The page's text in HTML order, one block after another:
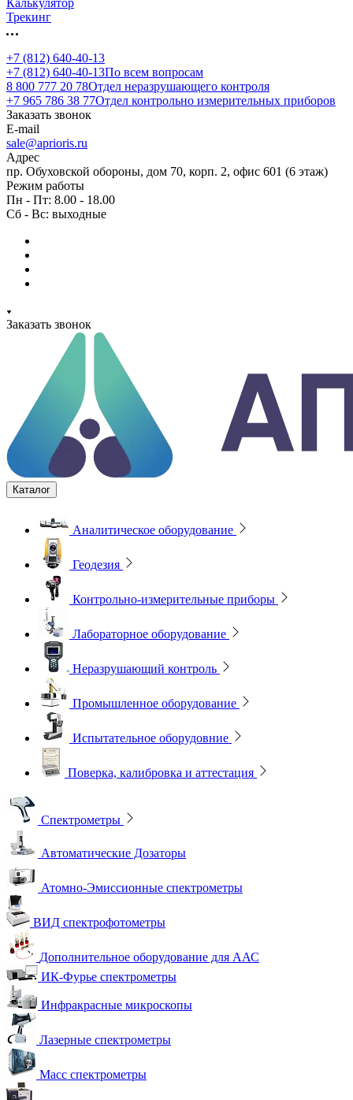
Калькулятор
Трекинг
+7 (812) 640-40-13
+7 (812) 640-40-13По всем вопросам
8 800 777 20 78Отдел неразрушающего контроля
+7 965 786 38 77Отдел контрольно измерительных приборов
Заказать звонок
E-mail
sale@aprioris.ru
Адрес
пр. Обуховской обороны, дом 70, корп. 2, офис 601 (6 этаж)
Режим работы
Пн - Пт: 8.00 - 18.00
Сб - Вс: выходные
Заказать звонок
Каталог
Аналитическое оборудование
Геодезия
Контрольно-измерительные приборы
Лабораторное оборудование
Неразрушающий контроль
Промышленное оборудование
Испытательное оборудовние
Поверка, калибровка и аттестация
Спектрометры
Автоматические Дозаторы
Атомно-Эмиссионные спектрометры
ВИД спектрофотометры
Дополнительное оборудование для ААС
ИК-Фурье спектрометры
Инфракрасные микроскопы
Лазерные спектрометры
Масс спектрометры